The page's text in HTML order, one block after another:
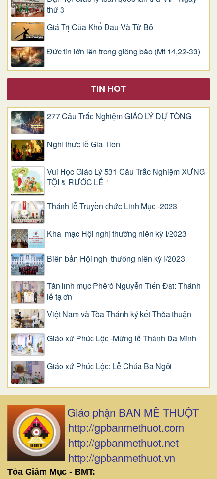
thứ 3
Giá Trị Của Khổ Ðau Và Từ Bỏ
Đức tin lớn lên trong giông bão (Mt 14,22-33)
TIN HOT
277 Câu Trắc Nghiệm GIÁO LÝ DỰ TÒNG
Nghi thức lễ Gia Tiên
Vui Học Giáo Lý 531 Câu Trắc Nghiệm XƯNG
TỘI & RƯỚC LỄ 1
Thánh lễ Truyền chức Linh Mục -2023
Khai mạc Hội nghị thường niên kỳ I/2023
Biên bản Hội nghị thường niên kỳ I/2023
Tân linh mục Phêrô Nguyễn Tiến Đạt: Thánh
lễ tạ ơn
Việt Nam và Tòa Thánh ký kết Thỏa thuận
Giáo xứ Phúc Lộc -Mừng lễ Thánh Đa Minh
Giáo xứ Phúc Lộc: Lễ Chúa Ba Ngôi
Giáo phận BAN MÊ THUỘT
http://gpbanmethuot.com
http://gpbanmethuot.net
http://gpbanmethuot.vn
Tòa Giám Mục - BMT: